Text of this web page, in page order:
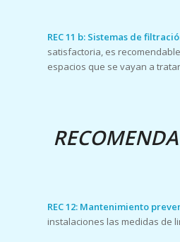
REC 11 b: Sistemas de
satisfactoria, es
espacios que se vayan a
REC 12: Mantenimiento
instalaciones las medidas de